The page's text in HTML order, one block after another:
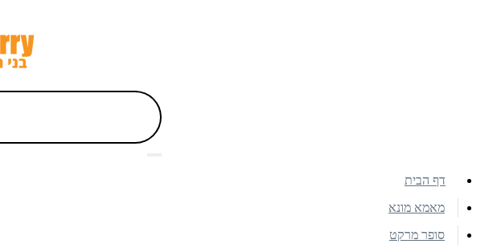
דף הבית
מאמא מונא
סופר מרקט